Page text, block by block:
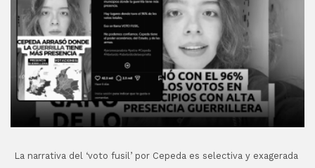
La narrativa del ‘voto fusil’ por Cepeda es selectiva y exagerada